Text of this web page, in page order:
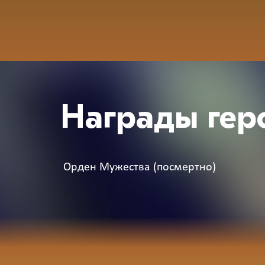
Награды
Орден Мужества (посмертно)